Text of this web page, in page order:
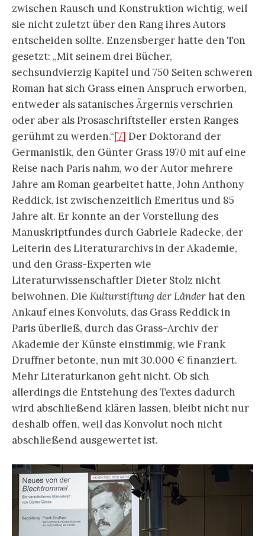
zwischen Rausch und Konstruktion wichtig, weil
sie nicht zuletzt über den Rang ihres Autors
entscheiden sollte. Enzensberger hatte den Ton
gesetzt: „Mit seinem drei Bücher,
sechsundvierzig Kapitel und 750 Seiten schweren
Roman hat sich Grass einen Anspruch erworben,
entweder als satanisches Ärgernis verschrien
oder aber als Prosaschriftsteller ersten Ranges
gerühmt zu werden.“[7] Der Doktorand der
Germanistik, den Günter Grass 1970 mit auf eine
Reise nach Paris nahm, wo der Autor mehrere
Jahre am Roman gearbeitet hatte, John Anthony
Reddick, ist zwischenzeitlich Emeritus und 85
Jahre alt. Er konnte an der Vorstellung des
Manuskriptfundes durch Gabriele Radecke, der
Leiterin des Literaturarchivs in der Akademie,
und den Grass-Experten wie
Literaturwissenschaftler Dieter Stolz nicht
beiwohnen. Die Kulturstiftung der Länderhat den
Ankauf eines Konvoluts, das Grass Reddick in
Paris überließ, durch das Grass-Archiv der
Akademie der Künste einstimmig, wie Frank
Druffner betonte, nun mit 30.000 € finanziert.
Mehr Literaturkanon geht nicht. Ob sich
allerdings die Entstehung des Textes dadurch
wird abschließend klären lassen, bleibt nicht nur
deshalb offen, weil das Konvolut noch nicht
abschließend ausgewertet ist.